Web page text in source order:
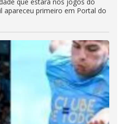
apareceu primeiro em Portal do